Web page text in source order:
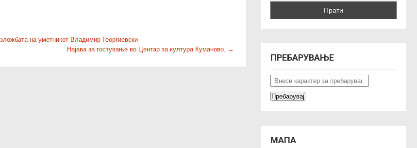
на уметникот Владимир Георгиевски
Најава за гостување во Центар за култура Куманово. →
ПРЕБАРУВАЊЕ
МАПА